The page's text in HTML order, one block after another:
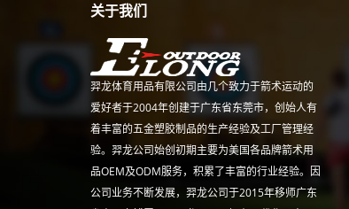
关于我们
羿龙体育用品有限公司由几个致力于箭术运动的
爱好者于2004年创建于广东省东莞市，创始人有
着丰富的五金塑胶制品的生产经验及工厂管理经
验。羿龙公司始创初期主要为美国各品牌箭术用
品OEM及ODM服务，积累了丰富的行业经验。因
公司业务不断发展，羿龙公司于2015年移师广东